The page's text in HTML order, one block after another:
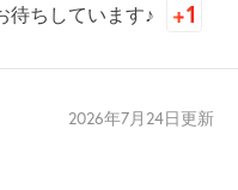
待ちしています♪
2026年7月24日更新